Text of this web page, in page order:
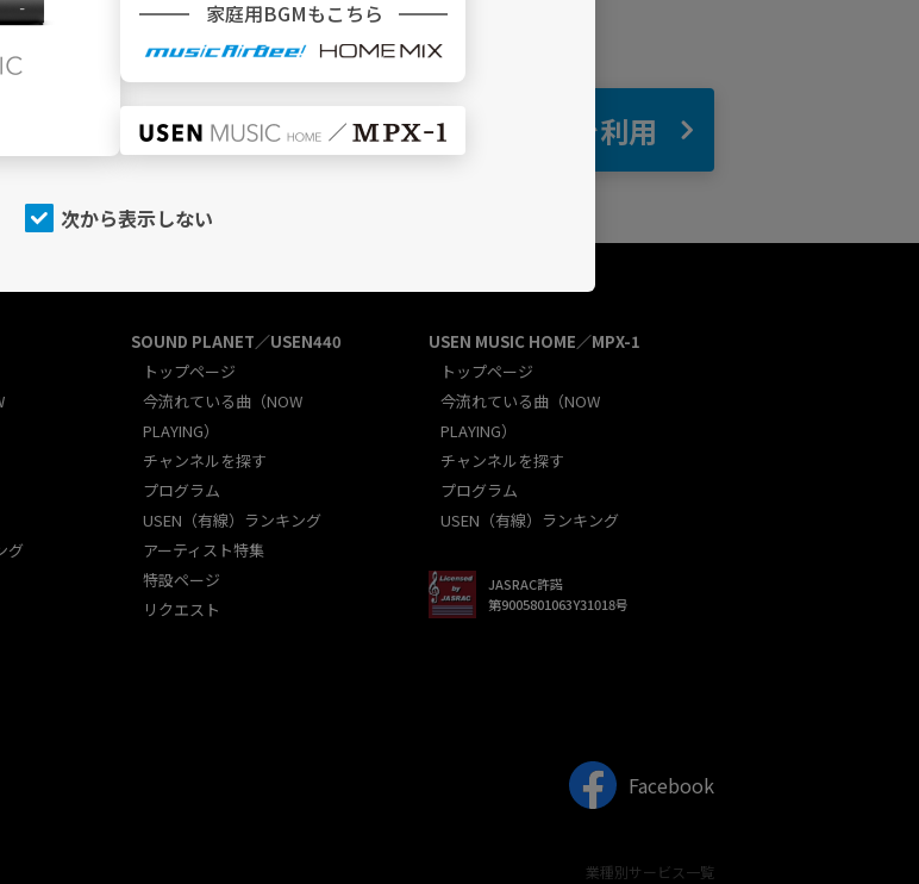
自宅 でBGMを利用
グ
SOUND PLANET／USEN440
トップページ
今流れている曲（NOW
PLAYING）
チャンネルを探す
プログラム
USEN（有線）ランキング
アーティスト特集
特設ページ
リクエスト
USEN MUSIC HOME／MPX-1
トップページ
今流れている曲（NOW
PLAYING）
チャンネルを探す
プログラム
USEN（有線）ランキング
JASRAC許諾
第9005801063Y31018号
Facebook
業種別サービス一覧
家庭用BGMもこちら
次から表示しない